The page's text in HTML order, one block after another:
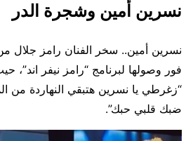
نسرين أمين وشجرة الدر
نسرين أمين.. سخر الفنان رامز جلال
فور وصولها لبرنامج “رامز نيفر اند”،
“زغرطي يا نسرين هتبقي النهاردة من
ضبك قلبي حبك”.